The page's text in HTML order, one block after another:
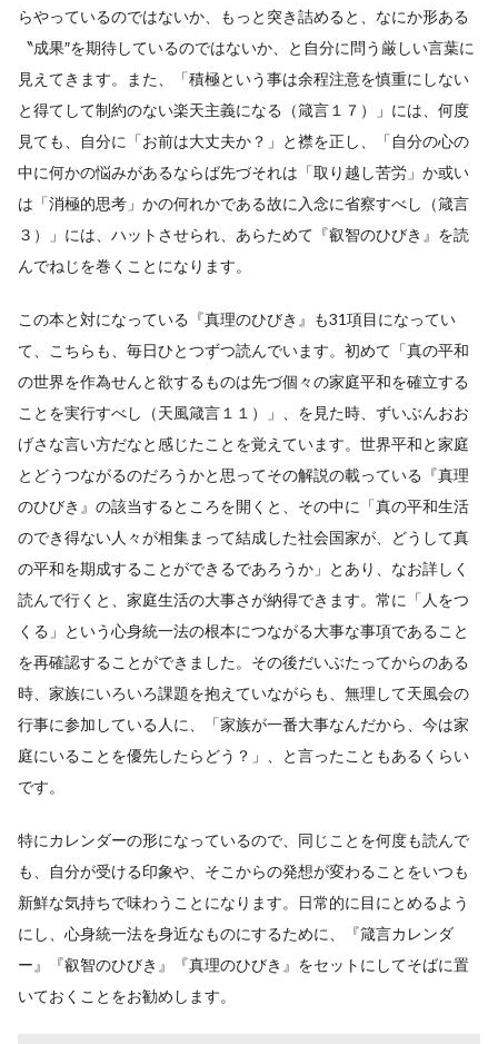
らやっているのではないか、もっと突き詰めると、なにか形ある
〝成果″を期待しているのではないか、と自分に問う厳しい言葉に
見えてきます。また、「積極という事は余程注意を慎重にしない
と得てして制約のない楽天主義になる（箴言１７）」には、何度
見ても、自分に「お前は大丈夫か？」と襟を正し、「自分の心の
中に何かの悩みがあるならば先づそれは「取り越し苦労」か或い
は「消極的思考」かの何れかである故に入念に省察すべし（箴言
３）」には、ハットさせられ、あらためて『叡智のひびき』を読
んでねじを巻くことになります。
この本と対になっている『真理のひびき』も31項目になってい
て、こちらも、毎日ひとつずつ読んでいます。初めて「真の平和
の世界を作為せんと欲するものは先づ個々の家庭平和を確立する
ことを実行すべし（天風箴言１１）」、を見た時、ずいぶんおお
げさな言い方だなと感じたことを覚えています。世界平和と家庭
とどうつながるのだろうかと思ってその解説の載っている『真理
のひびき』の該当するところを開くと、その中に「真の平和生活
のでき得ない人々が相集まって結成した社会国家が、どうして真
の平和を期成することができるであろうか」とあり、なお詳しく
読んで行くと、家庭生活の大事さが納得できます。常に「人をつ
くる」という心身統一法の根本につながる大事な事項であること
を再確認することができました。その後だいぶたってからのある
時、家族にいろいろ課題を抱えていながらも、無理して天風会の
行事に参加している人に、「家族が一番大事なんだから、今は家
庭にいることを優先したらどう？」、と言ったこともあるくらい
です。
特にカレンダーの形になっているので、同じことを何度も読んで
も、自分が受ける印象や、そこからの発想が変わることをいつも
新鮮な気持ちで味わうことになります。日常的に目にとめるよう
にし、心身統一法を身近なものにするために、『箴言カレンダ
ー』『叡智のひびき』『真理のひびき』をセットにしてそばに置
いておくことをお勧めします。